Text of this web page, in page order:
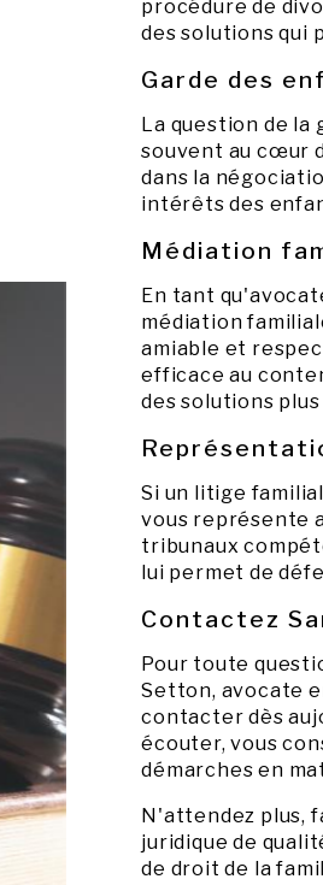
procédure de
des solutions qui
Garde des
La question de
souvent au cœur
dans la
intérêts des
Médiation
En tant
médiation
amiable et
efficace au
des solutions
Si un litige
vous représente
tribunaux
lui permet de
Contactez
Pour toute
Setton, avocate
contacter dès
écouter, vous
démarches en
N'attendez plus,
juridique de
de droit de la